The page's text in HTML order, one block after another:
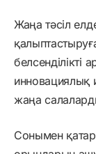
Жаңа тәсіл
белсенділікті
инновациялық
жаңа
Сонымен